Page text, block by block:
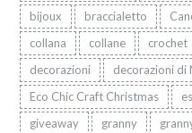
bijoux
braccialetto
collana
collane crochet
decorazioni
decorazioni di
Eco Chic Craft Christmas
giveaway
granny